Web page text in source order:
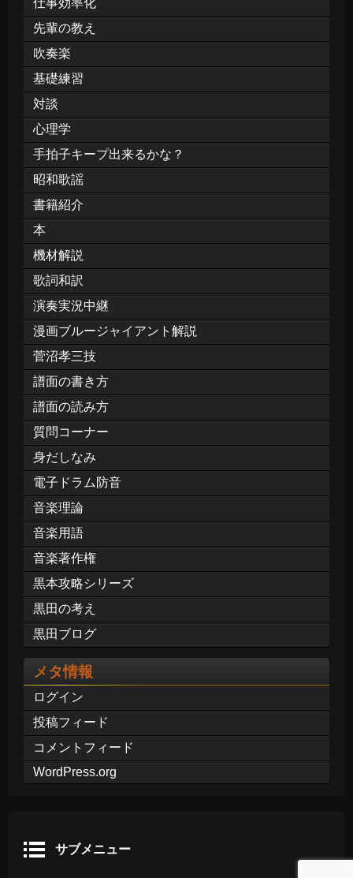
仕事効率化
先輩の教え
吹奏楽
基礎練習
対談
心理学
手拍子キープ出来るかな？
昭和歌謡
書籍紹介
本
機材解説
歌詞和訳
演奏実況中継
漫画ブルージャイアント解説
菅沼孝三技
譜面の書き方
譜面の読み方
質問コーナー
身だしなみ
電子ドラム防音
音楽理論
音楽用語
音楽著作権
黒本攻略シリーズ
黒田の考え
黒田ブログ
メタ情報
ログイン
投稿フィード
コメントフィード
WordPress.org
サブメニュー